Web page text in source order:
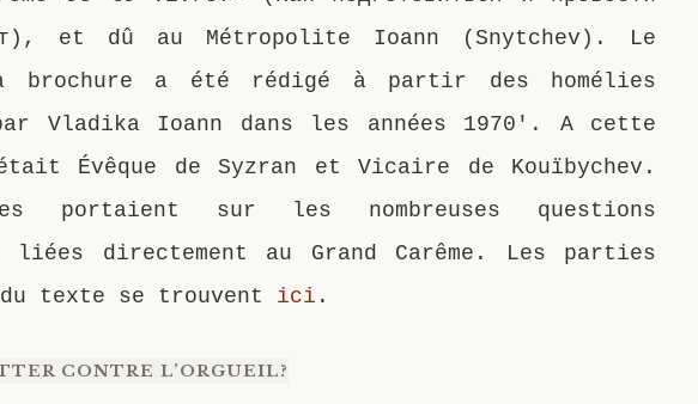
et dû au Métropolite Ioann (Snytchev). Le
brochure a été rédigé à partir des homélies
Vladika Ioann dans les années 1970′. A cette
Évêque de Syzran et Vicaire de Kouïbychev.
portaient sur les nombreuses questions
directement au Grand Carême. Les parties
du texte se trouvent ici .
CONTRE L’ORGUEIL?